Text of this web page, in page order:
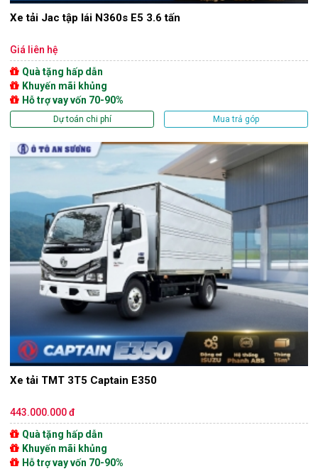
Xe tải Jac tập lái N360s E5 3.6 tấn
Giá liên hệ
Quà tặng hấp dẫn
Khuyến mãi khủng
Hỗ trợ vay vốn 70-90%
Dự toán chi phí Mua trả góp
Xe tải TMT 3T5 Captain E350
443.000.000 đ
Quà tặng hấp dẫn
Khuyến mãi khủng
Hỗ trợ vay vốn 70-90%